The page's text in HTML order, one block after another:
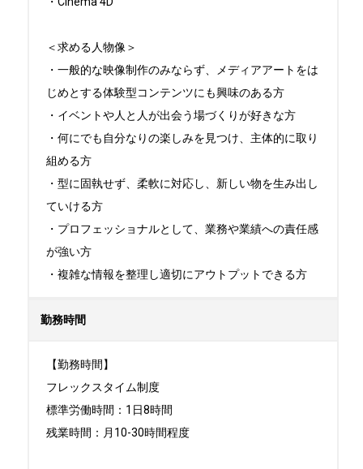
＜求める人物像＞
・一般的な映像制作のみならず、メディアアートをは
じめとする体験型コンテンツにも興味のある方
・イベントや人と人が出会う場づくりが好きな方
・何にでも自分なりの楽しみを見つけ、主体的に取り
組める方
・型に固執せず、柔軟に対応し、新しい物を生み出し
ていける方
・プロフェッショナルとして、業務や業績への責任感
が強い方
・複雑な情報を整理し適切にアウトプットできる方
勤務時間
【勤務時間】
フレックスタイム制度
標準労働時間：1日8時間
残業時間：月10-30時間程度